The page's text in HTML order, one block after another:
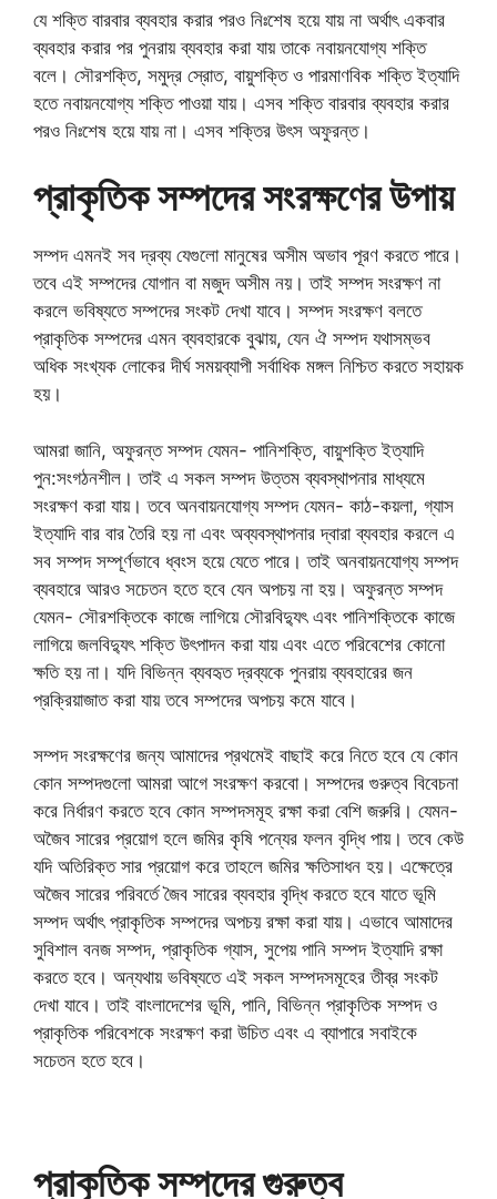
যে শক্তি বারবার ব্যবহার করার পরও নিঃশেষ হয়ে যায় না অর্থাৎ একবার
ব্যবহার করার পর পুনরায় ব্যবহার করা যায় তাকে নবায়নযোগ্য শক্তি
বলে। সৌরশক্তি, সমুদ্র স্রোত, বায়ুশক্তি ও পারমাণবিক শক্তি ইত্যাদি
হতে নবায়নযোগ্য শক্তি পাওয়া যায়। এসব শক্তি বারবার ব্যবহার করার
পরও নিঃশেষ হয়ে যায় না। এসব শক্তির উৎস অফুরন্ত।
প্রাকৃতিক সম্পদের সংরক্ষণের উপায়
সম্পদ এমনই সব দ্রব্য যেগুলো মানুষের অসীম অভাব পূরণ করতে পারে।
তবে এই সম্পদের যোগান বা মজুদ অসীম নয়। তাই সম্পদ সংরক্ষণ না
করলে ভবিষ্যতে সম্পদের সংকট দেখা যাবে। সম্পদ সংরক্ষণ বলতে
প্রাকৃতিক সম্পদের এমন ব্যবহারকে বুঝায়, যেন ঐ সম্পদ যথাসম্ভব
অধিক সংখ্যক লোকের দীর্ঘ সময়ব্যাপী সর্বাধিক মঙ্গল নিশ্চিত করতে সহায়ক
হয়।
আমরা জানি, অফুরন্ত সম্পদ যেমন- পানিশক্তি, বায়ুশক্তি ইত্যাদি
পুন:সংগঠনশীল। তাই এ সকল সম্পদ উত্তম ব্যবস্থাপনার মাধ্যমে
সংরক্ষণ করা যায়। তবে অনবায়নযোগ্য সম্পদ যেমন- কাঠ-কয়লা, গ্যাস
ইত্যাদি বার বার তৈরি হয় না এবং অব্যবস্থাপনার দ্বারা ব্যবহার করলে এ
সব সম্পদ সম্পূর্ণভাবে ধ্বংস হয়ে যেতে পারে। তাই অনবায়নযোগ্য সম্পদ
ব্যবহারে আরও সচেতন হতে হবে যেন অপচয় না হয়। অফুরন্ত সম্পদ
যেমন- সৌরশক্তিকে কাজে লাগিয়ে সৌরবিদ্যুৎ এবং পানিশক্তিকে কাজে
লাগিয়ে জলবিদ্যুৎ শক্তি উৎপাদন করা যায় এবং এতে পরিবেশের কোনো
ক্ষতি হয় না। যদি বিভিন্ন ব্যবহৃত দ্রব্যকে পুনরায় ব্যবহারের জন
প্রক্রিয়াজাত করা যায় তবে সম্পদের অপচয় কমে যাবে।
সম্পদ সংরক্ষণের জন্য আমাদের প্রথমেই বাছাই করে নিতে হবে যে কোন
কোন সম্পদগুলো আমরা আগে সংরক্ষণ করবো। সম্পদের গুরুত্ব বিবেচনা
করে নির্ধারণ করতে হবে কোন সম্পদসমূহ রক্ষা করা বেশি জরুরি। যেমন-
অজৈব সারের প্রয়োগ হলে জমির কৃষি পন্যের ফলন বৃদ্ধি পায়। তবে কেউ
যদি অতিরিক্ত সার প্রয়োগ করে তাহলে জমির ক্ষতিসাধন হয়। এক্ষেত্রে
অজৈব সারের পরিবর্তে জৈব সারের ব্যবহার বৃদ্ধি করতে হবে যাতে ভূমি
সম্পদ অর্থাৎ প্রাকৃতিক সম্পদের অপচয় রক্ষা করা যায়। এভাবে আমাদের
সুবিশাল বনজ সম্পদ, প্রাকৃতিক গ্যাস, সুপেয় পানি সম্পদ ইত্যাদি রক্ষা
করতে হবে। অন্যথায় ভবিষ্যতে এই সকল সম্পদসমূহের তীব্র সংকট
দেখা যাবে। তাই বাংলাদেশের ভূমি, পানি, বিভিন্ন প্রাকৃতিক সম্পদ ও
প্রাকৃতিক পরিবেশকে সংরক্ষণ করা উচিত এবং এ ব্যাপারে সবাইকে
সচেতন হতে হবে।
প্রাকৃতিক সম্পদের গুরুত্ব